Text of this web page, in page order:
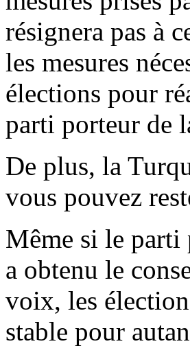
résignera pas à
les mesures
élections pour
parti porteur de
De plus, la
vous pouvez
Même si le parti
a obtenu le
voix, les
stable pour